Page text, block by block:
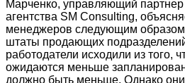
Марченко, управляющий
агентства SM Consulting,
менеджеров следующим
штаты продающих
работодатели исходили из того,
ожидаются меньше
должно быть меньше. Однако они